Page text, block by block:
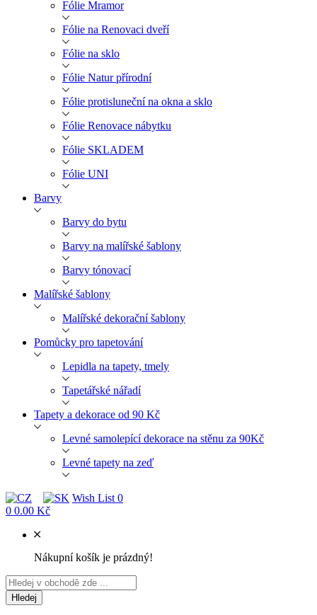
Fólie Mramor
Fólie na Renovaci dveří
Fólie na sklo
Fólie Natur přírodní
Fólie protisluneční na okna a sklo
Fólie Renovace nábytku
Fólie SKLADEM
Fólie UNI
Barvy
Barvy do bytu
Barvy na malířské šablony
Barvy tónovací
Malířské šablony
Malířské dekorační šablony
Pomůcky pro tapetování
Lepidla na tapety, tmely
Tapetářské nářadí
Tapety a dekorace od 90 Kč
Levné samolepící dekorace na stěnu za 90Kč
Levné tapety na zeď
Wish List 0
0 0.00 Kč
Nákupní košík je prázdný!
Hledej